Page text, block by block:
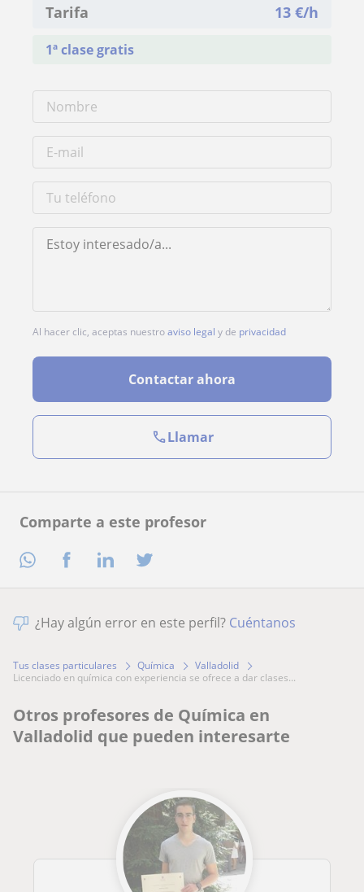
Comparte a este profesor
Tarifa 13 €/h
1ª clase gratis
Al hacer clic, aceptas nuestroaviso legal y de privacidad
Contactar ahora
Llamar
¿Hay algún error en este perfil? Cuéntanos
Tus clases particulares Química
Valladolid
licenciado en química con experiencia se ofrece a dar clases...
Otros profesores de Química en
Valladolid que pueden interesarte